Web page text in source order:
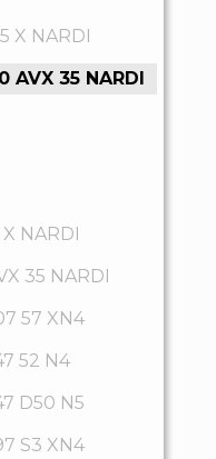
X NARDI
AVX 35 NARDI
NARDI
35 NARDI
57 XN4
52 N4
D50 N5
S3 XN4